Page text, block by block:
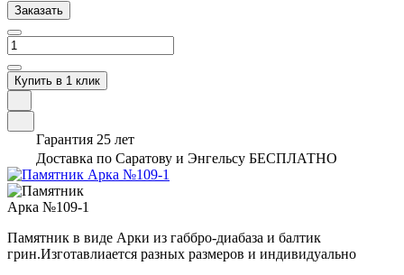
Заказать
Купить в 1 клик
Гарантия 25 лет
Доставка по Саратову и Энгельсу БЕСПЛАТНО
Памятник в виде Арки из габбро-диабаза и балтик
грин.Изготавлиается разных размеров и индивидуально